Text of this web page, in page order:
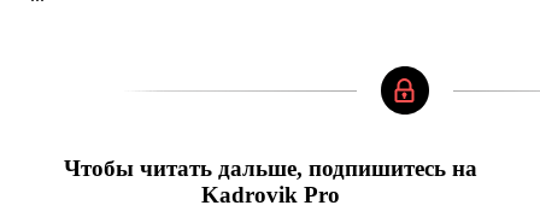
Чтобы читать дальше, подпишитесь на
Kadrovik Pro